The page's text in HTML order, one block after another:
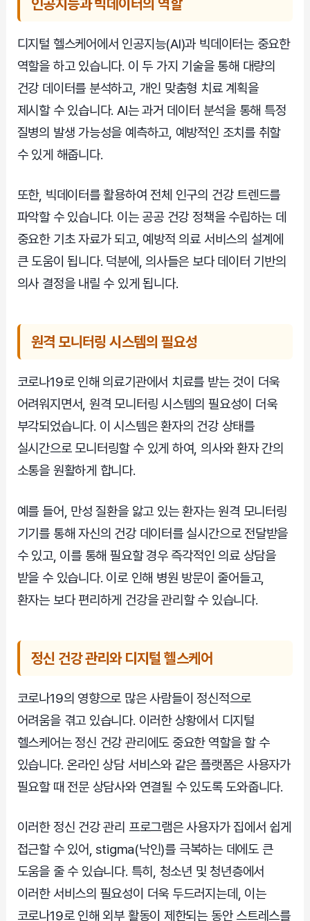
인공지능과 빅데이터의 역할
디지털 헬스케어에서 인공지능(AI)과 빅데이터는 중요한
역할을 하고 있습니다. 이 두 가지 기술을 통해 대량의
건강 데이터를 분석하고, 개인 맞춤형 치료 계획을
제시할 수 있습니다. AI는 과거 데이터 분석을 통해 특정
질병의 발생 가능성을 예측하고, 예방적인 조치를 취할
수 있게 해줍니다.
또한, 빅데이터를 활용하여 전체 인구의 건강 트렌드를
파악할 수 있습니다. 이는 공공 건강 정책을 수립하는 데
중요한 기초 자료가 되고, 예방적 의료 서비스의 설계에
큰 도움이 됩니다. 덕분에, 의사들은 보다 데이터 기반의
의사 결정을 내릴 수 있게 됩니다.
원격 모니터링 시스템의 필요성
코로나19로 인해 의료기관에서 치료를 받는 것이 더욱
어려워지면서, 원격 모니터링 시스템의 필요성이 더욱
부각되었습니다. 이 시스템은 환자의 건강 상태를
실시간으로 모니터링할 수 있게 하여, 의사와 환자 간의
소통을 원활하게 합니다.
예를 들어, 만성 질환을 앓고 있는 환자는 원격 모니터링
기기를 통해 자신의 건강 데이터를 실시간으로 전달받을
수 있고, 이를 통해 필요할 경우 즉각적인 의료 상담을
받을 수 있습니다. 이로 인해 병원 방문이 줄어들고,
환자는 보다 편리하게 건강을 관리할 수 있습니다.
정신 건강 관리와 디지털 헬스케어
코로나19의 영향으로 많은 사람들이 정신적으로
어려움을 겪고 있습니다. 이러한 상황에서 디지털
헬스케어는 정신 건강 관리에도 중요한 역할을 할 수
있습니다. 온라인 상담 서비스와 같은 플랫폼은 사용자가
필요할 때 전문 상담사와 연결될 수 있도록 도와줍니다.
이러한 정신 건강 관리 프로그램은 사용자가 집에서 쉽게
접근할 수 있어, stigma(낙인)를 극복하는 데에도 큰
도움을 줄 수 있습니다. 특히, 청소년 및 청년층에서
이러한 서비스의 필요성이 더욱 두드러지는데, 이는
코로나19로 인해 외부 활동이 제한되는 동안 스트레스를